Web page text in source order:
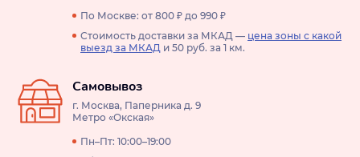
По Москве: от 800 ₽ до 990 ₽
Стоимость доставки за МКАД — цена зоны с какой
выезд за МКАД и 50 руб. за 1 км.
Самовывоз
г. Москва, Паперника д. 9
Метро «Окская»
Пн–Пт: 10:00–19:00